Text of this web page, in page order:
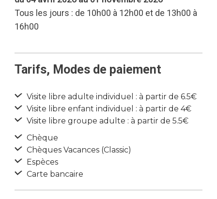
Tous les jours : de 10h00 à 12h00 et de 13h00 à
16h00
Tarifs, Modes de paiement
Visite libre adulte individuel : à partir de 6.5€
Visite libre enfant individuel : à partir de 4€
Visite libre groupe adulte : à partir de 5.5€
Chèque
Chèques Vacances (Classic)
Espèces
Carte bancaire